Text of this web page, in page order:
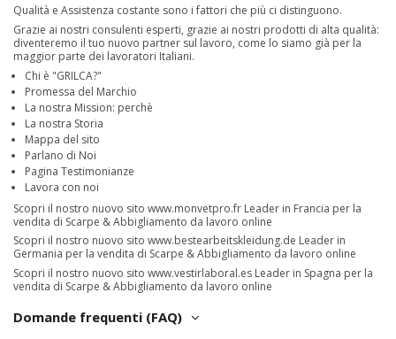
Qualità e Assistenza costante sono i fattori che più ci distinguono.
Grazie ai nostri consulenti esperti, grazie ai nostri prodotti di alta qualità:
diventeremo il tuo nuovo partner sul lavoro, come lo siamo già per la
maggior parte dei lavoratori Italiani.
Chi è "GRILCA?"
Promessa del Marchio
La nostra Mission: perchè
La nostra Storia
Mappa del sito
Parlano di Noi
Pagina Testimonianze
Lavora con noi
Scopri il nostro nuovo sito www.monvetpro.fr Leader in Francia per la
vendita di Scarpe & Abbigliamento da lavoro online
Scopri il nostro nuovo sito www.bestearbeitskleidung.de Leader in
Germania per la vendita di Scarpe & Abbigliamento da lavoro online
Scopri il nostro nuovo sito www.vestirlaboral.es Leader in Spagna per la
vendita di Scarpe & Abbigliamento da lavoro online
Domande frequenti (FAQ)